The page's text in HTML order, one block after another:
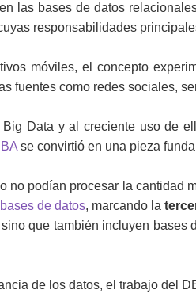
las bases de datos
responsabilidades
móviles, el concepto
fuentes como redes sociales,
Data y al creciente uso de
se convirtió en una pieza
no podían procesar la
bases de datos, marcando la
que también incluyen
de los datos, el trabajo del